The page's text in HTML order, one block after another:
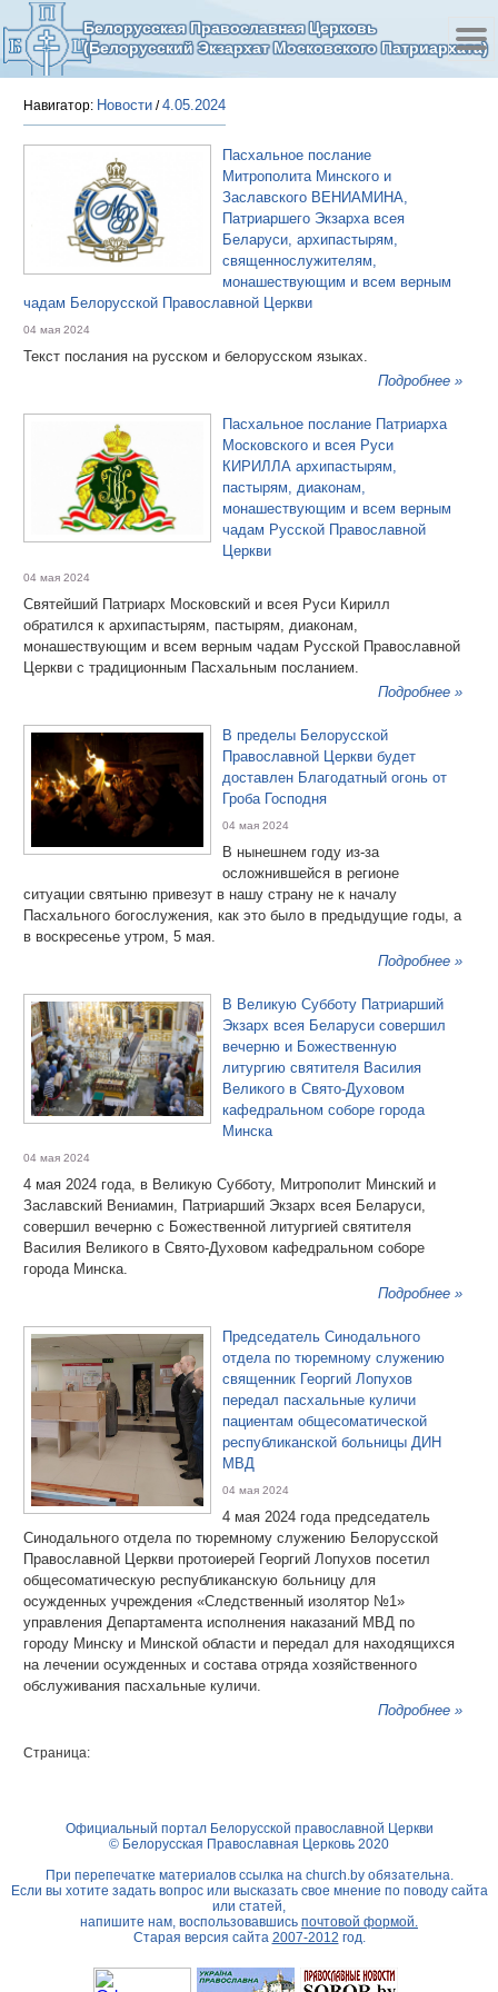
Белорусская Православная Церковь
(Белорусский Экзархат Московского Патриархата)
Навигатор: Новости /4.05.2024
Пасхальное послание
Митрополита Минского и
Заславского ВЕНИАМИНА,
Патриаршего Экзарха всея
Беларуси, архипастырям,
священнослужителям,
монашествующим и всем верным
чадам Белорусской Православной Церкви
04 мая 2024
Текст послания на русском и белорусском языках.
Подробнее »
Пасхальное послание Патриарха
Московского и всея Руси
КИРИЛЛА архипастырям,
пастырям, диаконам,
монашествующим и всем верным
чадам Русской Православной
Церкви
04 мая 2024
Святейший Патриарх Московский и всея Руси Кирилл
обратился к архипастырям, пастырям, диаконам,
монашествующим и всем верным чадам Русской Православной
Церкви с традиционным Пасхальным посланием.
Подробнее »
В пределы Белорусской
Православной Церкви будет
доставлен Благодатный огонь от
Гроба Господня
04 мая 2024
В нынешнем году из-за
осложнившейся в регионе
ситуации святыню привезут в нашу страну не к началу
Пасхального богослужения, как это было в предыдущие годы, а
в воскресенье утром, 5 мая.
Подробнее »
В Великую Субботу Патриарший
Экзарх всея Беларуси совершил
вечерню и Божественную
литургию святителя Василия
Великого в Свято-Духовом
кафедральном соборе города
Минска
04 мая 2024
4 мая 2024 года, в Великую Субботу, Митрополит Минский и
Заславский Вениамин, Патриарший Экзарх всея Беларуси,
совершил вечерню с Божественной литургией святителя
Василия Великого в Свято-Духовом кафедральном соборе
города Минска.
Подробнее »
Председатель Синодального
отдела по тюремному служению
священник Георгий Лопухов
передал пасхальные куличи
пациентам общесоматической
республиканской больницы ДИН
МВД
04 мая 2024
4 мая 2024 года председатель
Синодального отдела по тюремному служению Белорусской
Православной Церкви протоиерей Георгий Лопухов посетил
общесоматическую республиканскую больницу для
осужденных учреждения «Следственный изолятор №1»
управления Департамента исполнения наказаний МВД по
городу Минску и Минской области и передал для находящихся
на лечении осужденных и состава отряда хозяйственного
обслуживания пасхальные куличи.
Подробнее »
Страница:
Официальный портал Белорусской православной Церкви
© Белорусская Православная Церковь 2020
При перепечатке материалов ссылка на church.byобязательна.
Если вы хотите задать вопрос или высказать свое мнение по поводу сайта
или статей,
напишите нам, воспользовавшись почтовой формой.
Старая версия сайта 2007-2012 год.